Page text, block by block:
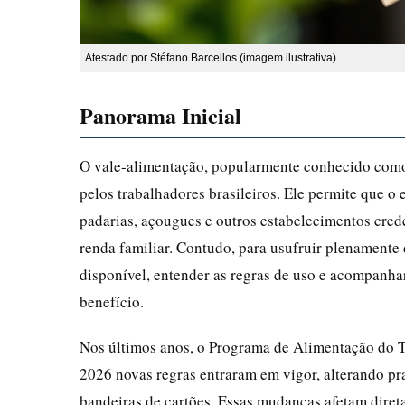
Atestado por Stéfano Barcellos (imagem ilustrativa)
Panorama Inicial
O vale-alimentação, popularmente conhecido
pelos trabalhadores brasileiros. Ele permite que
padarias, açougues e outros estabelecimentos
renda familiar. Contudo, para usufruir
disponível, entender as regras de uso e
benefício.
Nos últimos anos, o Programa de Alimentação do
2026 novas regras entraram em vigor, alterando
bandeiras de cartões. Essas mudanças afetam